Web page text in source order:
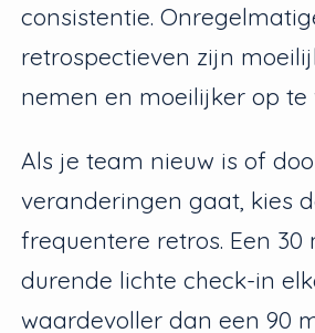
consistentie.
retrospectieven zijn
nemen en moeilijker op te
Als je team nieuw is of
veranderingen gaat, kies
frequentere retros. Een 30
durende lichte check-in
waardevoller dan een 90